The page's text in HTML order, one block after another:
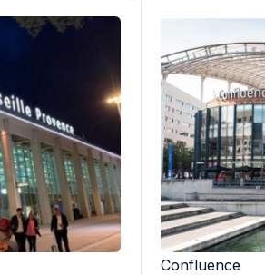
Confluence